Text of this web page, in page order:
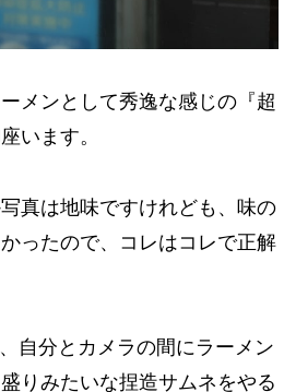
メンとして秀逸な感じの『超
います。
真は地味ですけれども、味の
ったので、コレはコレで正解
自分とカメラの間にラーメン
りみたいな捏造サムネをやる